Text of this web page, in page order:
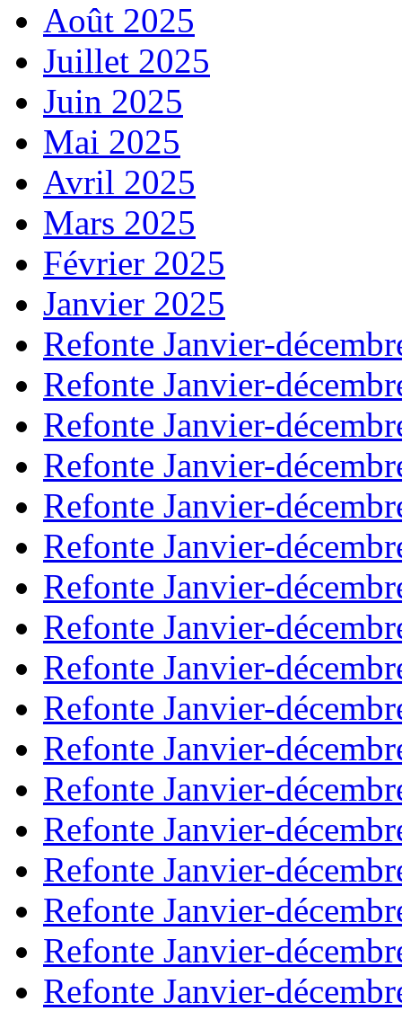
Août 2025
Juillet 2025
Juin 2025
Mai 2025
Avril 2025
Mars 2025
Février 2025
Janvier 2025
Refonte Janvier-
Refonte Janvier-
Refonte Janvier-
Refonte Janvier-
Refonte Janvier-
Refonte Janvier-
Refonte Janvier-
Refonte Janvier-
Refonte Janvier-
Refonte Janvier-
Refonte Janvier-
Refonte Janvier-
Refonte Janvier-
Refonte Janvier-
Refonte Janvier-
Refonte Janvier-
Refonte Janvier-